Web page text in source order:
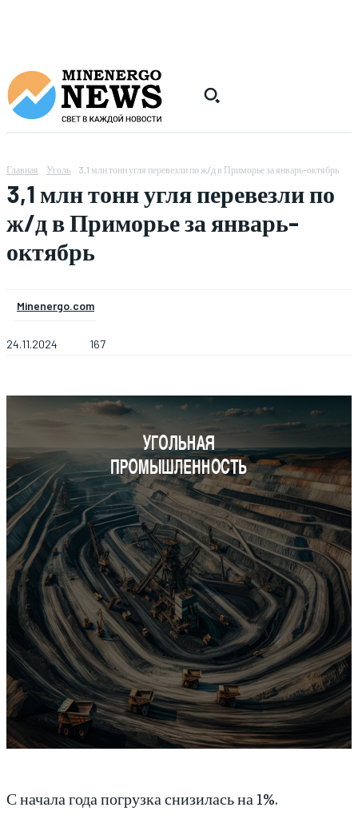
Главная Уголь 3,1 млн тонн угля перевезли по ж/д в Приморье за январь-октябрь
3,1 млн тонн угля перевезли по
ж/д в Приморье за январь-
октябрь
Minenergo.com
24.11.2024 167
С начала года погрузка снизилась на 1%.